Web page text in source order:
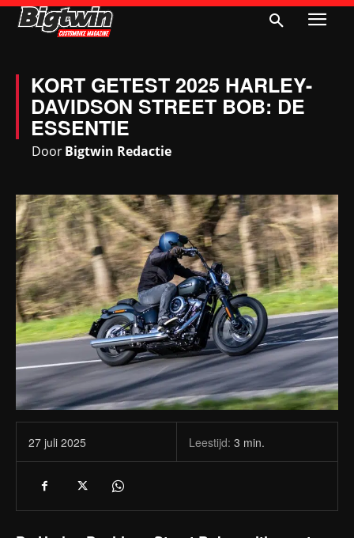
KORT GETEST 2025 HARLEY-
DAVIDSON STREET BOB: DE
ESSENTIE
DoorBigtwin Redactie
27 juli 2025 Leestijd: 3 min.